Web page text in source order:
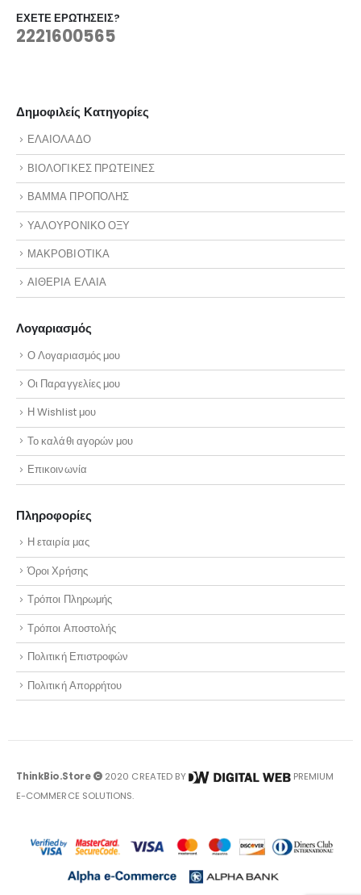
ΈΧΕΤΕ ΕΡΩΤΉΣΕΙΣ?
2221600565
Δημοφιλείς Κατηγορίες
ΕΛΑΙΟΛΑΔΟ
ΒΙΟΛΟΓΙΚΕΣ ΠΡΩΤΕΙΝΕΣ
ΒΑΜΜΑ ΠΡΟΠΟΛΗΣ
ΥΑΛΟΥΡΟΝΙΚΟ ΟΞΥ
ΜΑΚΡΟΒΙΟΤΙΚΑ
ΑΙΘΕΡΙΑ ΕΛΑΙΑ
Λογαριασμός
Ο Λογαριασμός μου
Οι Παραγγελίες μου
Η Wishlist μου
Το καλάθι αγορών μου
Επικοινωνία
Πληροφορίες
Η εταιρία μας
Όροι Χρήσης
Τρόποι Πληρωμής
Τρόποι Αποστολής
Πολιτική Επιστροφών
Πολιτική Απορρήτου
ThinkBio.Store 2020 CREATED BY
PREMIUM
E-COMMERCE SOLUTIONS.